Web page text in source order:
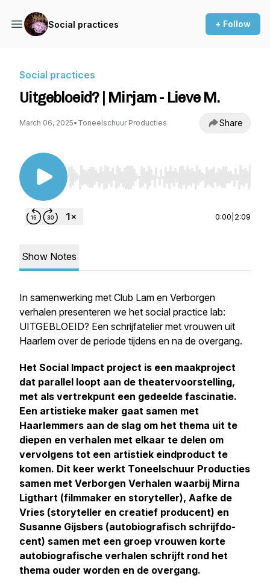
Social practices + Follow
Social practices
Uitgebloeid? | Mirjam - Lieve M.
March 06, 2025• Toneelschuur Producties Share
Use Left/Right to seek, Home/End to jump to
0:00 2:09
Show Notes
In samen­wer­king met Club Lam en Verborgen
verhalen presenteren we het social practice lab:
UITGEBLOEID? Een schrijf­a­te­lier met vrouwen uit
Haarlem over de periode tijdens en na de overgang.
Het Social Impact project is een maakproject
dat parallel loopt aan de thea­ter­voor­stel­ling,
met als vertrekpunt een gedeelde fascinatie.
Een artistieke maker gaat samen met
Haarlemmers aan de slag om het thema uit te
diepen en verhalen met elkaar te delen om
vervolgens tot een artistiek eindproduct te
komen. Dit keer werkt Toneel­schuur Producties
samen met Verborgen Verhalen waarbij Mirna
Ligthart (filmmaker en storyteller), Aafke de
Vries (storyteller en creatief producent) en
Susanne Gijsbers (auto­bi­o­gra­fisch schrijf­do­
cent) samen met een groep vrouwen korte
auto­bi­o­gra­fi­sche verhalen schrijft rond het
thema ouder worden en de overgang.